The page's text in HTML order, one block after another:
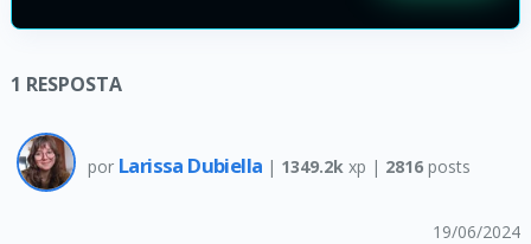
1 RESPOSTA
por Larissa Dubiella | 1349.2k xp | 2816posts
19/06/2024